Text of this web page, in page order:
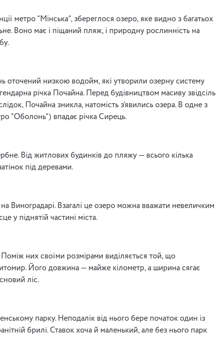
метро “Мінська”, збереглося озеро, яке видно з багатьох
Воно має і піщаний пляж, і природну рослинність на
оточений низкою водойм, які утворили озерну систему
річка Почайна. Перед будівництвом масиву звідсіль
Почайна зникла, натомість з’явились озера. В одне з
“Оболонь”) впадає річка Сирець.
Від житлових будинків до пляжу — всього кілька
під деревами.
Виноградарі. Взагалі це озеро можна вважати невеличким
у піднятій частині міста.
них своїми розмірами виділяється той, що
Його довжина — майже кілометр, а ширина сягає
ліс.
парку. Неподалік від нього бере початок один із
брилі. Ставок хоча й маленький, але без нього парк